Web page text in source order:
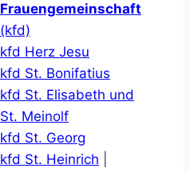
Frauengemeinschaft
(kfd)
kfd Herz Jesu
kfd St. Bonifatius
kfd St. Elisabeth und
St. Meinolf
kfd St. Georg
kfd St. Heinrich